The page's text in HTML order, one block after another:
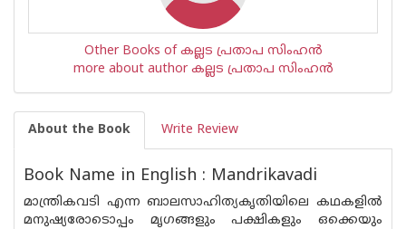
Other Books of കല്ലട പ്രതാപ സിംഹന്‍
more about author കല്ലട പ്രതാപ സിംഹന്‍
About the Book Write Review
Book Name in English : Mandrikavadi
മാന്ത്രികവടി എന്ന ബാലസാഹിത്യകൃതിയിലെ കഥകളിൽ
മനുഷ്യരോടൊപ്പം മൃഗങ്ങളും പക്ഷികളും ഒക്കെയും